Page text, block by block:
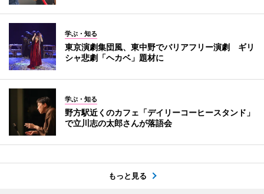
学ぶ・知る
東京演劇集団風、東中野でバリアフリー演劇 ギリ
シャ悲劇「ヘカベ」題材に
学ぶ・知る
野方駅近くのカフェ「デイリーコーヒースタンド」
で立川志の太郎さんが落語会
もっと見る